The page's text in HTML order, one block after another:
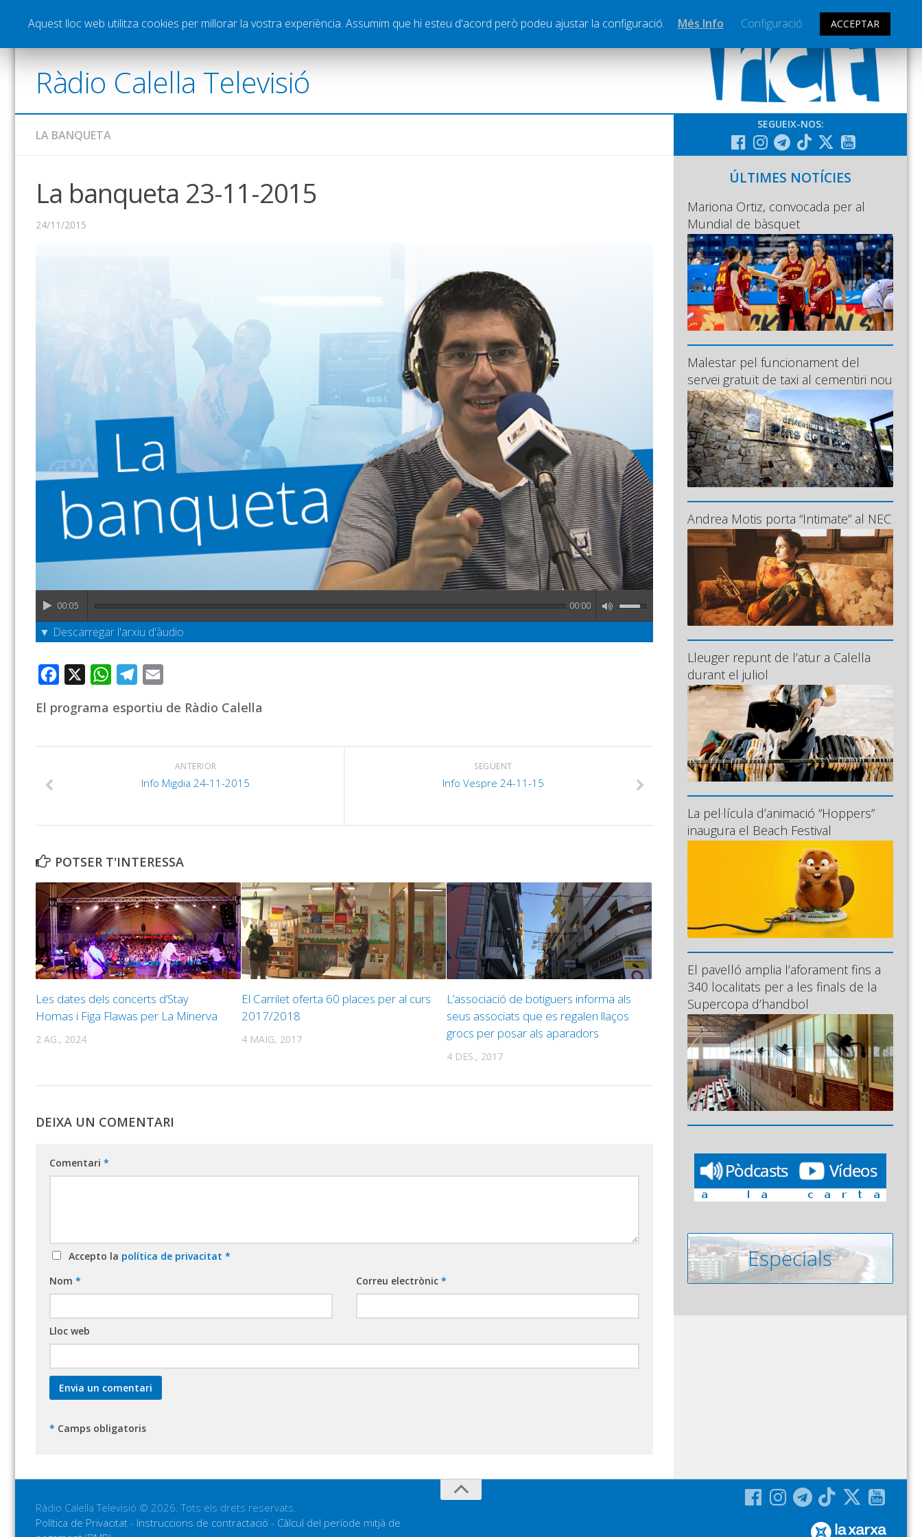
Notícies Esports Pòdcasts Vídeos Graella Publicitat Contacte
Ràdio Calella Televisió
LA BANQUETA
La banqueta 23-11-2015
24/11/2015
00:05 00:00
▼ Descarregar l'arxiu d'àudio
Facebook WhatsAppTelegram
El programa esportiu de Ràdio Calella
SEGÜENT
Info Vespre 24-11-15
ANTERIOR
Info Migdia 24-11-2015
POTSER T'INTERESSA
Les dates dels concerts d’Stay
Homas i Figa Flawas per La Minerva
2 AG., 2024
El Carrilet oferta 60 places per al curs
2017/2018
4 MAIG, 2017
L’associació de botiguers informa als
seus associats que es regalen llaços
grocs per posar als aparadors
4 DES., 2017
DEIXA UN COMENTARI
Comentari *
Accepto la política de privacitat *
Nom * Correu electrònic*
Lloc web
* Camps obligatoris
SEGUEIX-NOS:
ÚLTIMES NOTÍCIES
Mariona Ortiz, convocada per al
Mundial de bàsquet
Malestar pel funcionament del
servei gratuït de taxi al cementiri nou
Andrea Motis porta “Intimate” al NEC
Lleuger repunt de l’atur a Calella
durant el juliol
La pel·lícula d’animació “Hoppers”
inaugura el Beach Festival
El pavelló amplia l’aforament fins a
340 localitats per a les finals de la
Supercopa d’handbol
Ràdio Calella Televisió © 2026. Tots els drets reservats.
Política de Privacitat - Instruccions de contractació - Càlcul del període mitjà de
Aquest lloc web utilitza cookies per millorar la vostra experiència. Assumim que hi esteu d'acord però podeu ajustar la configuració. Més Info Configuració ACCEPTAR